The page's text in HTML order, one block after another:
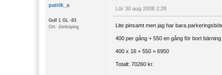
patrik_a
Golf 1 GL -83
Ort: Jönköping
Lör 30 aug 2008 2:28
Lite pinsamt men jag har bara
400 per gång + 550 en gång för bort
400 x 16 + 550 = 6950
Totalt: 70260 kr.